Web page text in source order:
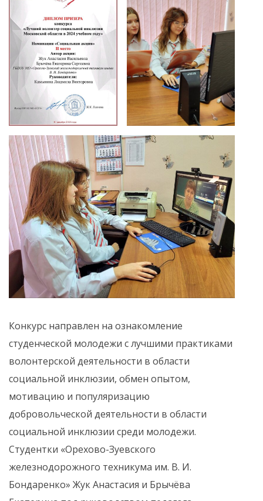
Конкурс направлен на ознакомление
студенческой молодежи с лучшими практиками
волонтерской деятельности в области
социальной инклюзии, обмен опытом,
мотивацию и популяризацию
добровольческой деятельности в области
социальной инклюзии среди молодежи.
Студентки «Орехово-Зуевского
железнодорожного техникума им. В. И.
Бондаренко» Жук Анастасия и Брычёва